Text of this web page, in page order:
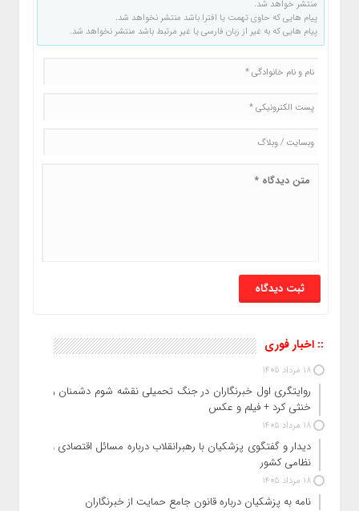
منتشر خواهد شد.
پیام هایی که حاوی تهمت یا افترا باشد منتشر نخواهد شد.
پیام هایی که به غیر از زبان فارسی یا غیر مرتبط باشد منتشر نخواهد شد.
:: اخبار فوری
18 مرداد 1405
روایتگری اول خبرنگاران در جنگ تحمیلی نقشه شوم دشمنان را
خنثی کرد + فیلم و عکس
18 مرداد 1405
دیدار و گفتگوی پزشکیان با رهبرانقلاب درباره مسائل اقتصادی و
نظامی کشور
18 مرداد 1405
نامه به پزشکیان درباره قانون جامع حمایت از خبرنگاران